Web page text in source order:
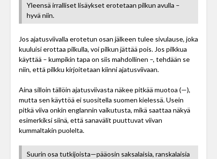
Yleensä irralliset lisäykset erotetaan pilkun avulla –
hyvä niin.
Jos ajatusviivalla erotetun osan jälkeen tulee sivulause, joka
kuuluisi erottaa pilkulla, voi pilkun jättää pois. Jos pilkkua
käyttää – kumpikin tapa on siis mahdollinen –, tehdään se
niin, että pilkku kirjoitetaan kiinni ajatusviivaan.
Aina silloin tällöin ajatusviivasta näkee pitkää muotoa (—),
mutta sen käyttöä ei suositella suomen kielessä. Usein
pitkä viiva onkin englannin vaikutusta, mikä saattaa näkyä
esimerkiksi siinä, että sanavälit puuttuvat viivan
kummaltakin puolelta.
Suurin osa tutkijoista—pääosin saksalaisia, ranskalaisia